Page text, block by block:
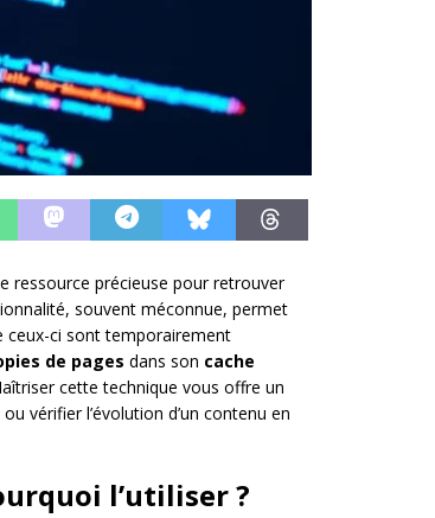
ressource précieuse pour retrouver
souvent méconnue, permet
ceux-ci sont temporairement
de pages dans son cache
cette technique vous offre un
vérifier l’évolution d’un contenu en
l’utiliser ?